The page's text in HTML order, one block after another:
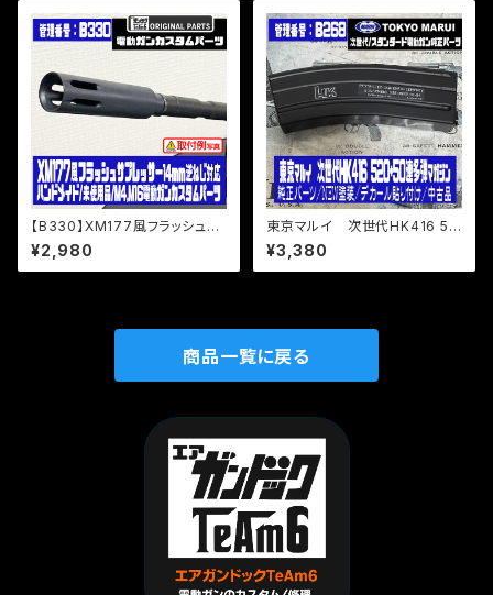
【B330】XM177風フラッシュサ
プレッサー14ｍｍ逆ねじ対応/
ハンドメイド/軽量30ｇ/未使用
品/M4,M16電動ガンカスタムパ
¥2,980
東京マルイ 次世代HK416 52
0+50連多弾マガジン/純正パー
ツ/NEW塗装/デカール貼り付
け/中古品
¥3,380
商品一覧に戻る